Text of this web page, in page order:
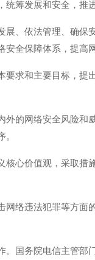
筹发展和安全，推进
、依法管理、确保
全保障体系，提高
求和主要目标，提
的网络安全风险和
心价值观，采取措
络违法犯罪等方面
国务院电信主管部